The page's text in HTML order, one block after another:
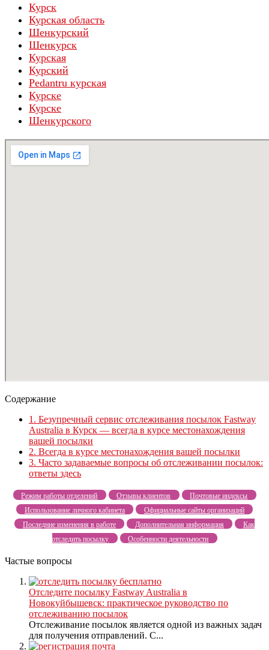
Курск
Курская область
Шенкурский
Шенкурск
Курская
Курский
Pedantru курская
Курске
Курскe
Шенкурского
Содержание
1. Безупречный сервис отслеживания посылок Fastway
Australia в Курск — всегда в курсе местонахождения
вашей посылки
2. Всегда в курсе местонахождения вашей посылки
3. Часто задаваемые вопросы об отслеживании посылок:
ответы здесь
Режим работы отделений Отзывы клиентов
Почтовые индексы
Использование личного кабинета
Официальные сайты организаций
Последние изменения в работе
Дополнительная информация
Как
отследить посылку
Особенности деятельности
Частые вопросы
Отследите посылку Fastway Australia в
Новокуйбышевск: практическое руководство по
отслеживанию посылок
Отслеживание посылок является одной из важных задач
для получения отправлений. С...